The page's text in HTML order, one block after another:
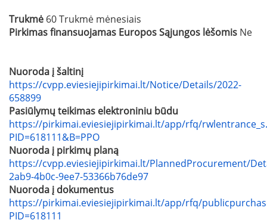
Trukmė 60 Trukmė mėnesiais
Pirkimas finansuojamas Europos Sąjungos lėšomis Ne
Nuoroda į šaltinį
https://cvpp.eviesiejipirkimai.lt/Notice/Details/2022-
658899
Pasiūlymų teikimas elektroniniu būdu
https://pirkimai.eviesiejipirkimai.lt/app/rfq/
PID=618111&B=PPO
Nuoroda į pirkimų planą
https://cvpp.eviesiejipirkimai.lt/PlannedProcurement/
2ab9-4b0c-9ee7-53366b76de97
Nuoroda į dokumentus
https://pirkimai.eviesiejipirkimai.lt/app/rfq/
PID=618111